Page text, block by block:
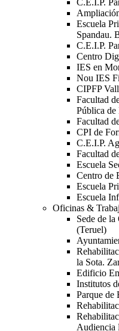
C.E.I.P.
Escuela
Spandau.
C.E.I.P.
Centro
IES en
Nou IES
CIPFP
Facultad
Pública de
Facultad
CPI de
C.E.I.P.
Facultad
Escuela
Centro de
Escuela
Escuela
Oficinas &
Sede de
(Teruel)
la Sota.
Edificio
Institutos
Parque de
Audiencia